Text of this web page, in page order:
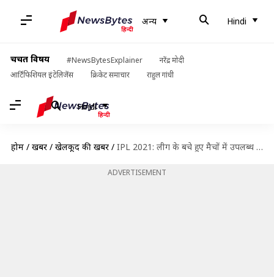
अन्य Hindi
चर्चित विषय #NewsBytesExplainer
नरेंद्र मोदी
आर्टिफिशियल इंटेलिजेंस
क्रिकेट समाचार राहुल गांधी
Hindi
होम / खबरें / खेलकूद की खबरें / IPL 2021: लीग के बचे हुए मैचों में उपलब्ध रहेंगे इंग्लिश खिलाड़ी, BCCI ने किया स्पष्ट
ADVERTISEMENT